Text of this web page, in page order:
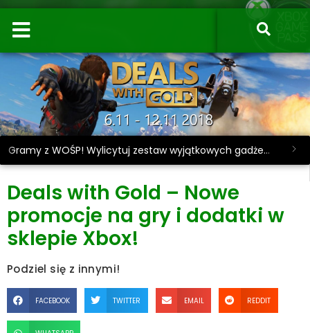
Gramy z WOŚP! Wylicytuj zestaw wyjątkowych gadżetów.
Deals with Gold – Nowe
promocje na gry i dodatki w
sklepie Xbox!
Podziel się z innymi!
FACEBOOK TWITTER EMAIL REDDIT